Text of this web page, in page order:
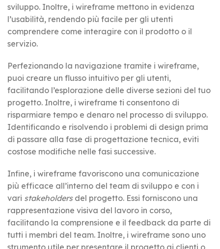
sviluppo. Inoltre, i wireframe mettono in evidenza
l’usabilità, rendendo più facile per gli utenti
comprendere come interagire con il prodotto o il
servizio.
Perfezionando la navigazione tramite i wireframe,
puoi creare un flusso intuitivo per gli utenti,
facilitando l’esplorazione delle diverse sezioni del tuo
progetto. Inoltre, i wireframe ti consentono di
risparmiare tempo e denaro nel processo di sviluppo.
Identificando e risolvendo i problemi di design prima
di passare alla fase di progettazione tecnica, eviti
costose modifiche nelle fasi successive.
Infine, i wireframe favoriscono una comunicazione
più efficace all’interno del team di sviluppo e con i
vari stakeholdersdel progetto. Essi forniscono una
rappresentazione visiva del lavoro in corso,
facilitando la comprensione e il feedback da parte di
tutti i membri del team. Inoltre, i wireframe sono uno
strumento utile per presentare il progetto ai clienti o